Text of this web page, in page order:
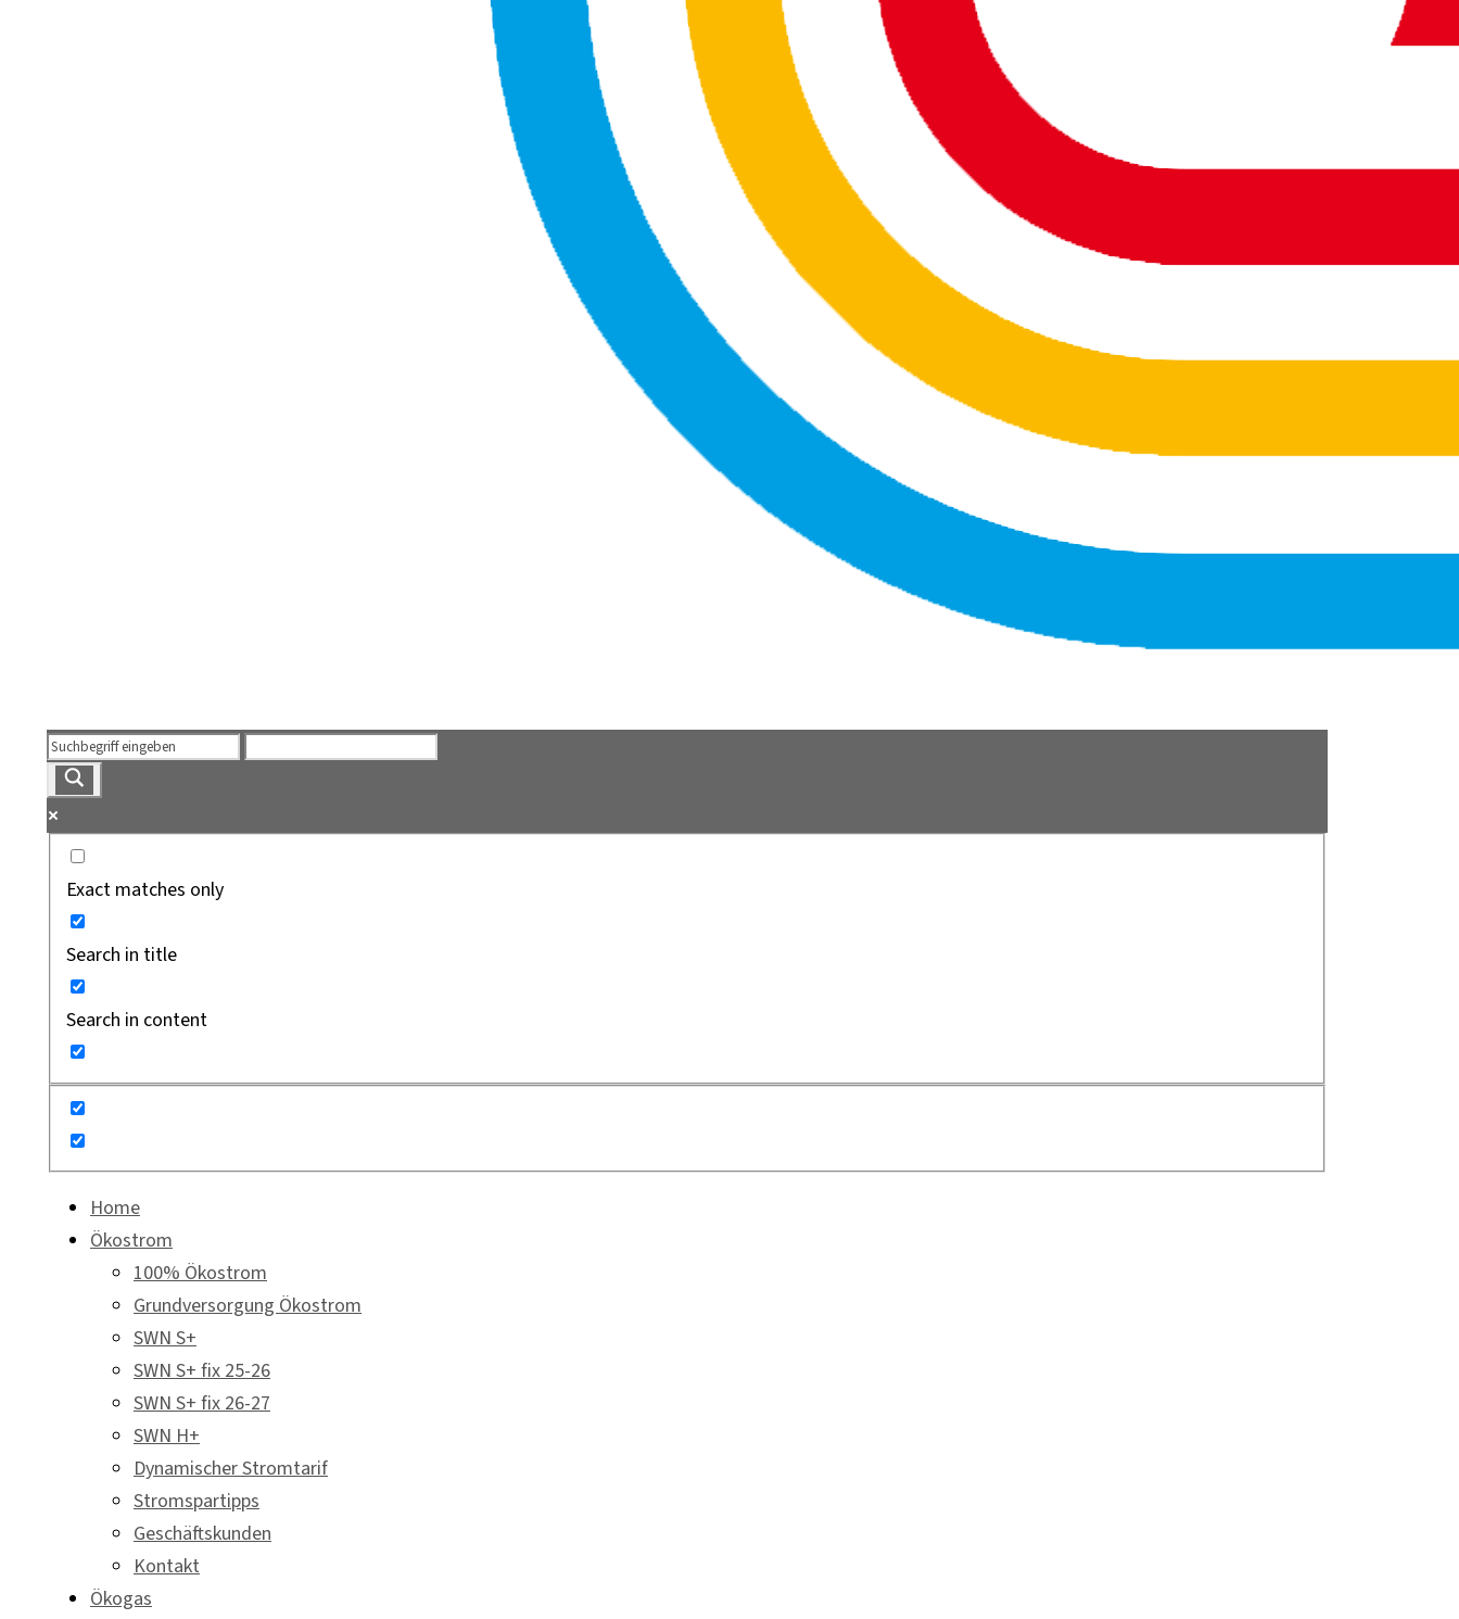
Exact matches only
Search in title
Search in content
Home
Ökostrom
100% Ökostrom
Grundversorgung Ökostrom
SWN S+
SWN S+ fix 25-26
SWN S+ fix 26-27
SWN H+
Dynamischer Stromtarif
Stromspartipps
Geschäftskunden
Kontakt
Ökogas